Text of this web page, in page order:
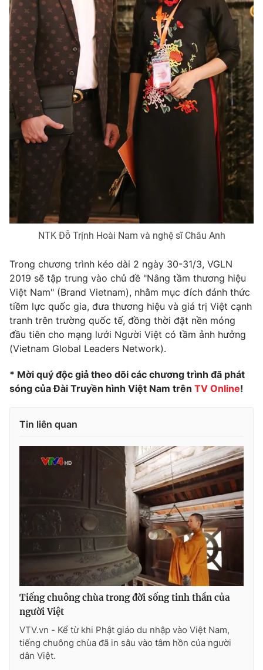
NTK Đỗ Trịnh Hoài Nam và nghệ sĩ Châu Anh
Trong chương trình kéo dài 2 ngày 30-31/3, VGLN
2019 sẽ tập trung vào chủ đề "Nâng tầm thương hiệu
Việt Nam" (Brand Vietnam), nhằm mục đích đánh thức
tiềm lực quốc gia, đưa thương hiệu và giá trị Việt cạnh
tranh trên trường quốc tế, đồng thời đặt nền móng
đầu tiên cho mạng lưới Người Việt có tầm ảnh hưởng
(Vietnam Global Leaders Network).
* Mời quý độc giả theo dõi các chương trình đã phát
sóng của Đài Truyền hình Việt Nam trên TV Online!
Tin liên quan
Tiếng chuông chùa trong đời sống tinh thần của
người Việt
VTV.vn - Kể từ khi Phật giáo du nhập vào Việt Nam,
tiếng chuông chùa đã in sâu vào tâm hồn của người
dân Việt.